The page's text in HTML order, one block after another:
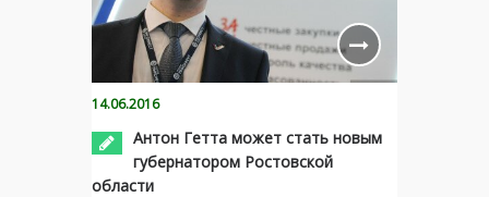
14.06.2016
Антон Гетта может стать новым
губернатором Ростовской
области